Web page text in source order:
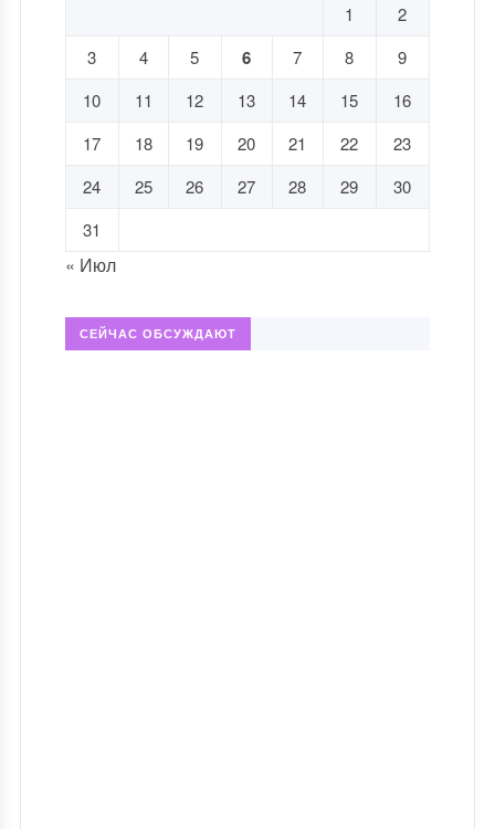
1
2
3
4 5 6 7 8
9
10
11 12 13 14 15
16
17
18 19 20 21 22
23
24
25 26 27 28 29
30
31
« Июл
СЕЙЧАС ОБСУЖДАЮТ